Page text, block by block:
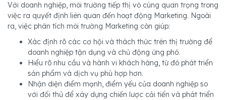
Với doanh nghiệp, môi trường tiếp thị vô cùng quan trọng trong
việc ra quyết định liên quan đến hoạt động Marketing. Ngoài
ra, việc phân tích môi trường Marketing còn giúp:
Xác định rõ các cơ hội và thách thức trên thị trường để
doanh nghiệp tận dụng và chủ động ứng phó.
Hiểu rõ nhu cầu và hành vi khách hàng, từ đó phát triển
sản phẩm và dịch vụ phù hợp hơn.
Nhận diện điểm mạnh, điểm yếu của doanh nghiệp so
với đối thủ để xây dựng chiến lược cải tiến và phát triển